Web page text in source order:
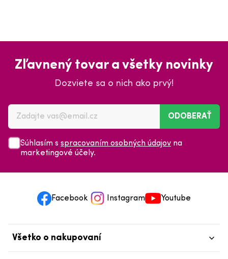
Zľavnený tovar a všetky novinky
Dozviete sa o nich ako prvý!
ODOBERAŤ
Súhlasím s spracovaním osobných údajov na
marketingové účely.
Facebook Instagram Youtube
Všetko o nakupovaní